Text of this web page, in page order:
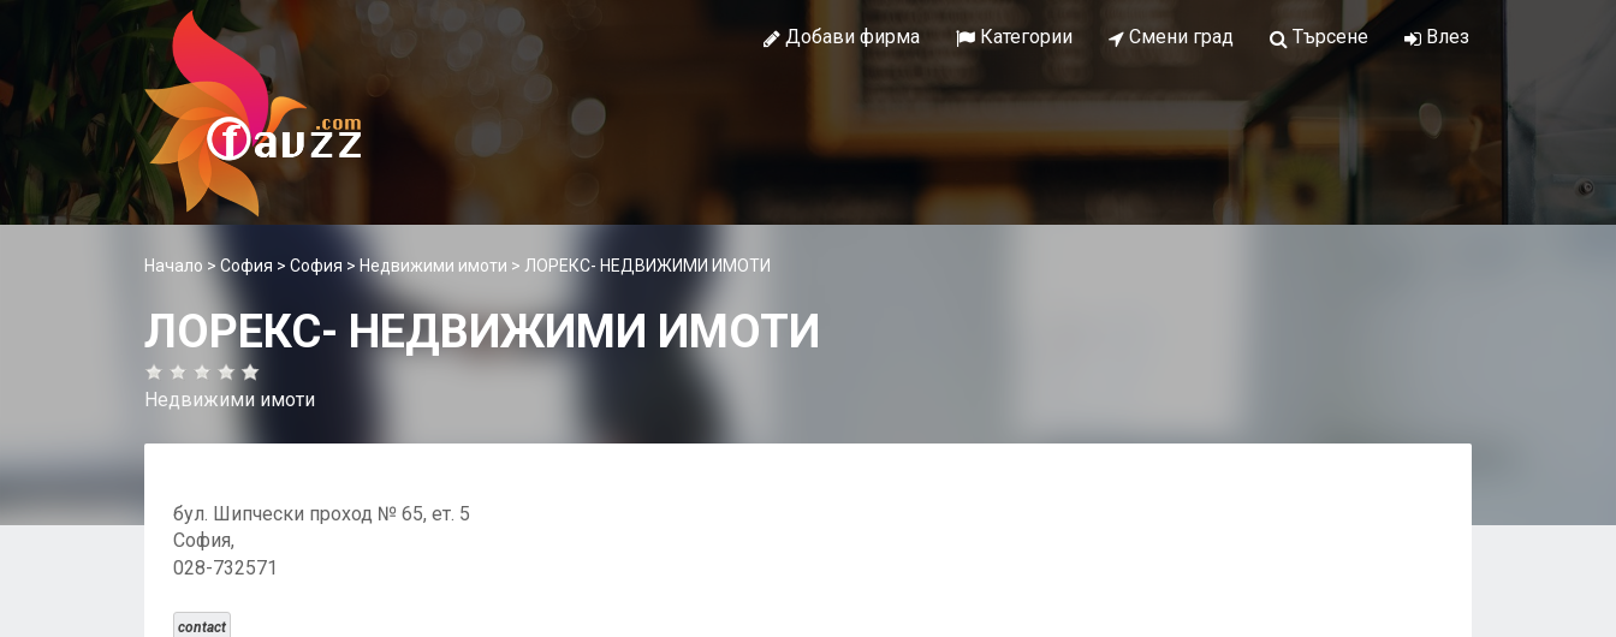
Добави фирма Категории Смени град Търсене Влез
Начало > София > София > Недвижими имоти > ЛОРЕКС- НЕДВИЖИМИ ИМОТИ
ЛОРЕКС- НЕДВИЖИМИ ИМОТИ
Недвижими имоти
бул. Шипчески проход № 65, ет. 5
София,
028-732571
contact